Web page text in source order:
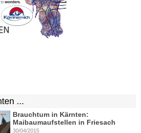
...
Brauchtum in Kärnten:
Maibaumaufstellen in Friesach
30/04/2015